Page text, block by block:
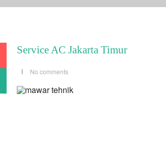
Service AC Jakarta Timur
No comments